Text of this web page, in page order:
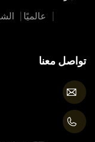
عالميًا
تواصل معنا